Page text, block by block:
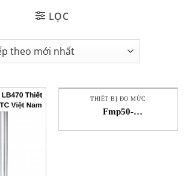
LỌC
THIẾT BỊ ĐO MỨC
Fmp50-